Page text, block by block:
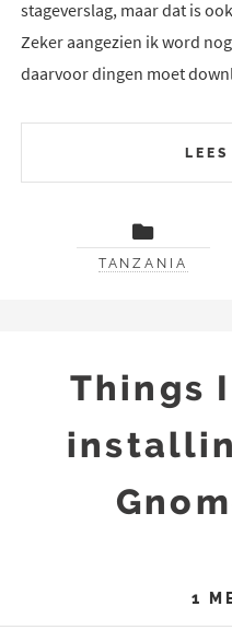
stageverslag, maar dat is
Zeker aangezien ik word
daarvoor dingen moet
LEES
TANZANIA
Things
1